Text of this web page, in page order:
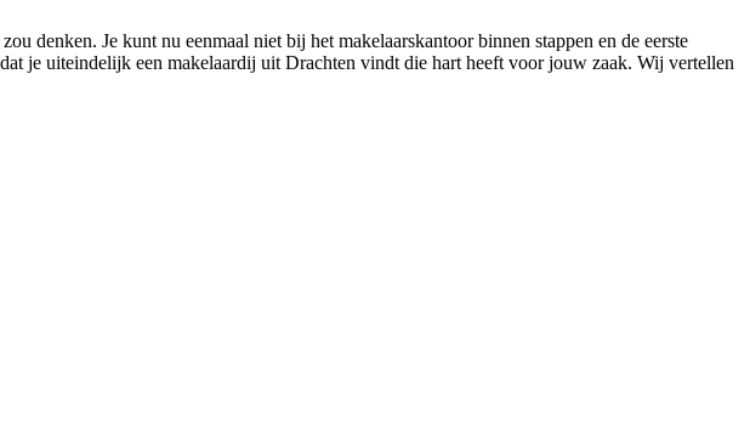
denken. Je kunt nu eenmaal niet bij het makelaarskantoor binnen stappen en de eerste
je uiteindelijk een makelaardij uit Drachten vindt die hart heeft voor jouw zaak. Wij vertellen